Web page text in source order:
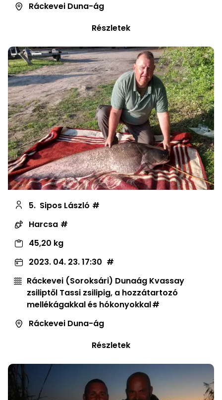
Ráckevei Duna-ág
Részletek
5. Sipos László
Harcsa
45,20 kg
2023. 04. 23. 17:30
Ráckevei (Soroksári) Dunaág Kvassay
zsiliptől Tassi zsilipig, a hozzátartozó
mellékágakkal és hókonyokkal
Ráckevei Duna-ág
Részletek